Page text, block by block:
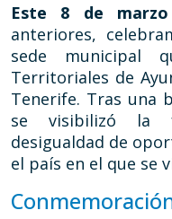
Este 8 de
anteriores,
sede municipal
Territoriales de
Tenerife. Tras una
se visibilizó la
desigualdad de
el país en el que se